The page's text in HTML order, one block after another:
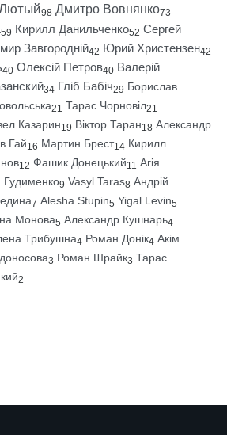
98 Дмитро Вовнянко73
59 Кирилл Данильченко52 Сергей
Завгородній42 Юрий Христензен42
40 Олексій Петров40 Валерій
34 Гліб Бабіч29 Борислав
21 Тарас Чорновіл21
Казарин19 Віктор Таран18 Александр
Гай16 Мартин Брест14 Кирилл
12 Фашик Донецький11 Агія
Гудименко9 Vasyl Taras8 Андрій
7 Alesha Stupin5 Yigal Levin5
Монова5 Александр Кушнарь4
Трибушна4 Роман Донік4 Акім
3 Роман Шрайк3 Тарас
2